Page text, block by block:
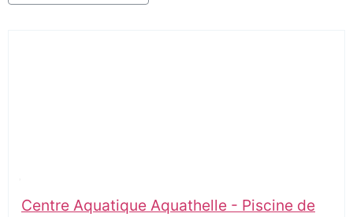
Centre Aquatique Aquathelle - Piscine de